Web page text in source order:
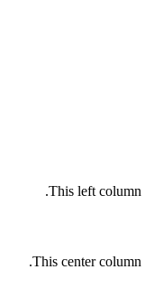
This left column
This center